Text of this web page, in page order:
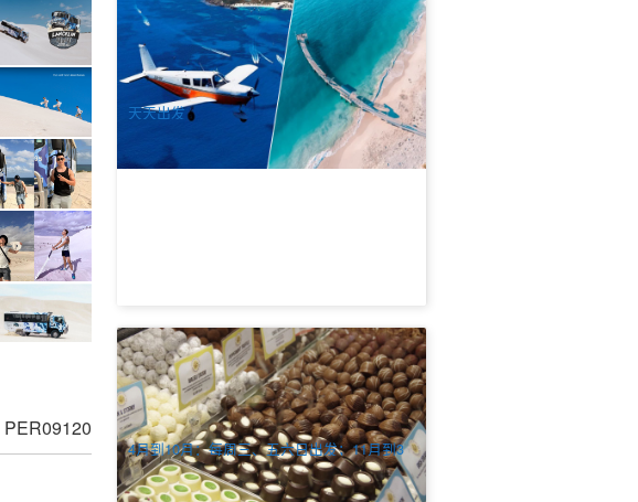
PER09120
珀斯飞往 朱里恩湾 ／龙虾工厂｜碧海岸
Turquoise Coast 空中一日游
54 已预订
AUD $1,800.00
PER09176
天天出发
美酒与巧克力的蟹逅 | 天鹅河谷下午半日
巴士游 | 珀斯出发 (英文)
58 已预订
AUD $93.00 $95.00
PER09218
4月到10月：每周三、五六日出发；11月到3
月：每周三到周日出发